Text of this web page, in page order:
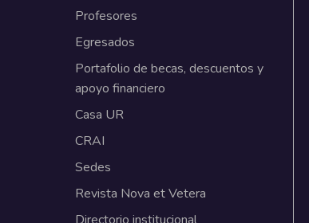
Profesores
Egresados
Portafolio de becas, descuentos y
apoyo financiero
Casa UR
CRAI
Sedes
Revista Nova et Vetera